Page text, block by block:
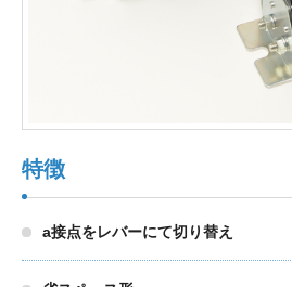
東朋テクノロジーサイ
品質への取り組み
特徴
a接点をレバーにて切り替え